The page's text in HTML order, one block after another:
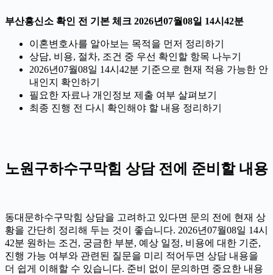
부산흥신소 확인 전 기본 체크 2026년07월08일 14시42분
이혼변호사를 알아보는 목적을 먼저 정리하기
상담, 비용, 절차, 조건 중 우선 확인할 항목 나누기
2026년07월08일 14시42분 기준으로 현재 적용 가능한 안
내인지 확인하기
필요한 자료나 개인정보 제출 여부 살펴보기
최종 진행 전 다시 확인해야 할 내용 정리하기
노원구하수구막힘 상담 전에 준비할 내용
동대문하수구막힘 상담을 고려하고 있다면 문의 전에 현재 상
황을 간단히 정리해 두는 것이 좋습니다. 2026년07월08일 14시
42분 원하는 조건, 궁금한 부분, 예상 일정, 비용에 대한 기준,
진행 가능 여부와 관련된 질문을 미리 적어두면 상담 내용을
더 쉽게 이해할 수 있습니다. 준비 없이 문의하면 중요한 내용